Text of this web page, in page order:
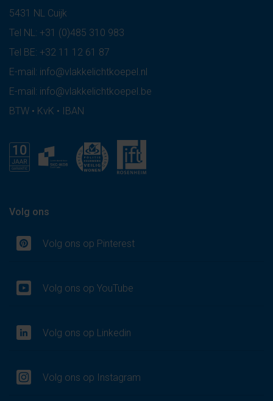
5431 NL Cuijk
Tel NL: +31 (0)485 310 983
Tel BE: +32 11 12 61 87
E-mail: info@vlakkelichtkoepel.nl
E-mail: info@vlakkelichtkoepel.be
BTW • KvK • IBAN
Volg ons
Volg ons op Pinterest
Volg ons op YouTube
Volg ons op Linkedin
Volg ons op Instagram